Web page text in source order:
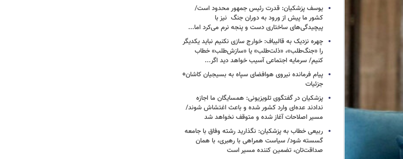
یوسف پزشکیان: قدرت رئیس‌ جمهور محدود است/
کشور ما پیش از ورود به دوران جنگ نیز با
پیچیدگی‌های ساختاری دست و پنجه نرم می‌کرد اما...
چهره نزدیک به قالیباف: خوارج سازی نکنیم نباید یکدیگر
را «جنگ‌طلب»، «ذلت‌طلب» یا «سازش‌طلب» خطاب
کنیم/ سرمایه اجتماعی آسیب خواهد دید اگر...
پیام فرمانده نیروی هوافضای سپاه به بسیجیان کاشان+
جزئیات
پزشکیان در گفتگوی تلویزیونی: همسایگان ما اجازه
ندادند عده‌ای وارد کشور شده و باعث اغتشاش شوند/
مسیر اصلاحات آغاز شده و متوقف نخواهد شد
ربیعی خطاب به پزشکیان: نگذارید رشته وفاق با جامعه
گسسته شود/ سیاست همراهی با رهبری، با همان
صداقت‌تان، تضمین کننده مسیر است